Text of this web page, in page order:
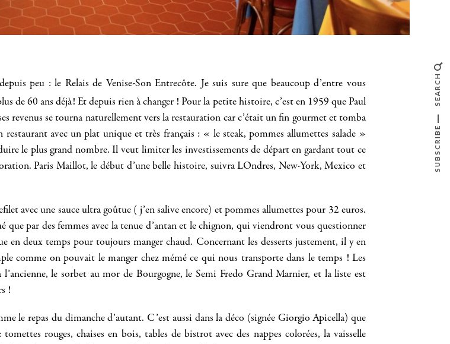
peu : le Relais de Venise-Son Entrecôte. Je suis sure que beaucoup d’entre vous
de 60 ans déjà! Et depuis rien à changer ! Pour la petite histoire, c’est en 1959 que Paul
revenus se tourna naturellement vers la restauration car c’était un fin gourmet et tomba
avec un plat unique et très français : « le steak, pommes allumettes salade »
le plus grand nombre. Il veut limiter les investissements de départ en gardant tout ce
Paris Maillot, le début d’une belle histoire, suivra LOndres, New-York, Mexico et
avec une sauce ultra goûtue ( j’en salive encore) et pommes allumettes pour 32 euros.
par des femmes avec la tenue d’antan et le chignon, qui viendront vous questionner
en deux temps pour toujours manger chaud. Concernant les desserts justement, il y en
comme on pouvait le manger chez mémé ce qui nous transporte dans le temps ! Les
le sorbet au mor de Bourgogne, le Semi Fredo Grand Marnier, et la liste est
!
le repas du dimanche d’autant. C’est aussi dans la déco (signée Giorgio Apicella) que
rouges, chaises en bois, tables de bistrot avec des nappes colorées, la vaisselle
SEARCH
SUBSCRIBE